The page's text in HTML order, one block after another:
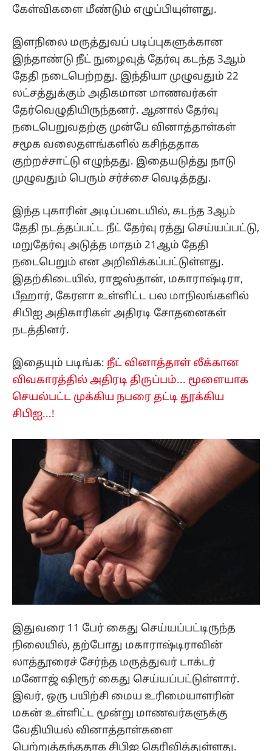
கேள்விகளை மீண்டும் எழுப்பியுள்ளது.
இளநிலை மருத்துவப் படிப்புகளுக்கான
இந்தாண்டு நீட் நுழைவுத் தேர்வு கடந்த 3ஆம்
தேதி நடைபெற்றது. இந்தியா முழுவதும் 22
லட்சத்துக்கும் அதிகமான மாணவர்கள்
தேர்வெழுதியிருந்தனர். ஆனால் தேர்வு
நடைபெறுவதற்கு முன்பே வினாத்தாள்கள்
சமூக வலைதளங்களில் கசிந்ததாக
குற்றச்சாட்டு எழுந்தது. இதையடுத்து நாடு
முழுவதும் பெரும் சர்ச்சை வெடித்தது.
இந்த புகாரின் அடிப்படையில், கடந்த 3ஆம்
தேதி நடத்தப்பட்ட நீட் தேர்வு ரத்து செய்யப்பட்டு,
மறுதேர்வு அடுத்த மாதம் 21ஆம் தேதி
நடைபெறும் என அறிவிக்கப்பட்டுள்ளது.
இதற்கிடையில், ராஜஸ்தான், மகாராஷ்டிரா,
பீஹார், கேரளா உள்ளிட்ட பல மாநிலங்களில்
சிபிஐ அதிகாரிகள் அதிரடி சோதனைகள்
நடத்தினர்.
இதையும் படிங்க: நீட் வினாத்தாள் லீக்கான
விவகாரத்தில் அதிரடி திருப்பம்... மூளையாக
செயல்பட்ட முக்கிய நபரை தட்டி தூக்கிய
சிபிஐ...!
இதுவரை 11 பேர் கைது செய்யப்பட்டிருந்த
நிலையில், தற்போது மகாராஷ்டிராவின்
லாத்தூரைச் சேர்ந்த மருத்துவர் டாக்டர்
மனோஜ் ஷிரூர் கைது செய்யப்பட்டுள்ளார்.
இவர், ஒரு பயிற்சி மைய உரிமையாளரின்
மகன் உள்ளிட்ட மூன்று மாணவர்களுக்கு
வேதியியல் வினாத்தாள்களை
பெற்றுத்தந்ததாக சிபிஐ தெரிவித்துள்ளது.